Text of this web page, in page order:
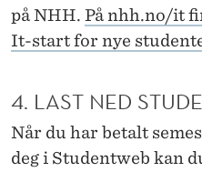
på NHH. På nhh.no/it
It-start for nye
4. LAST NED
Når du har betalt
deg i Studentweb kan